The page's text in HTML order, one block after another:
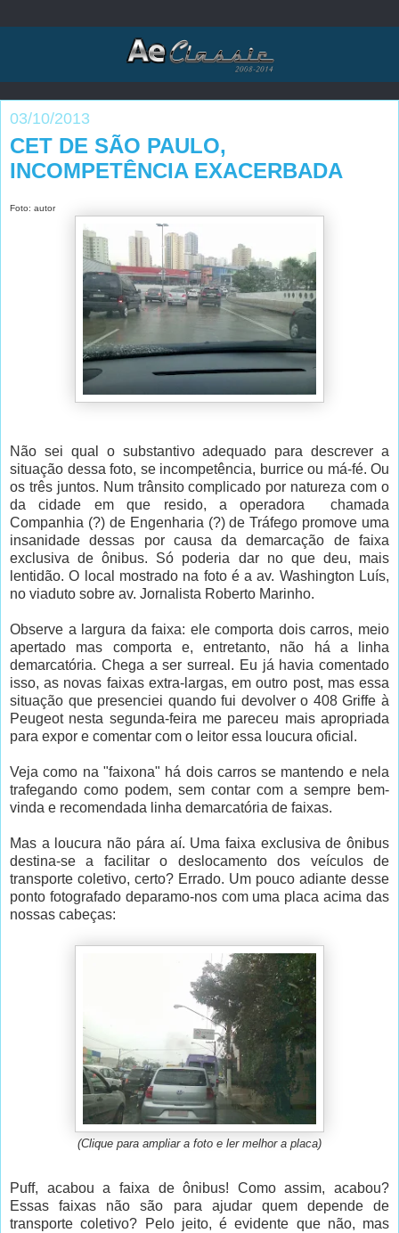
03/10/2013
CET DE SÃO PAULO,
INCOMPETÊNCIA EXACERBADA
Foto: autor
Não sei qual o substantivo adequado para descrever a
situação dessa foto, se incompetência, burrice ou má-fé. Ou
os três juntos. Num trânsito complicado por natureza com o
da cidade em que resido, a operadora chamada
Companhia (?) de Engenharia (?) de Tráfego promove uma
insanidade dessas por causa da demarcação de faixa
exclusiva de ônibus. Só poderia dar no que deu, mais
lentidão. O local mostrado na foto é a av. Washington Luís,
no viaduto sobre av. Jornalista Roberto Marinho.
Observe a largura da faixa: ele comporta dois carros, meio
apertado mas comporta e, entretanto, não há a linha
demarcatória. Chega a ser surreal. Eu já havia comentado
isso, as novas faixas extra-largas, em outro post, mas essa
situação que presenciei quando fui devolver o 408 Griffe à
Peugeot nesta segunda-feira me pareceu mais apropriada
para expor e comentar com o leitor essa loucura oficial.
Veja como na "faixona" há dois carros se mantendo e nela
trafegando como podem, sem contar com a sempre bem-
vinda e recomendada linha demarcatória de faixas.
Mas a loucura não pára aí. Uma faixa exclusiva de ônibus
destina-se a facilitar o deslocamento dos veículos de
transporte coletivo, certo? Errado. Um pouco adiante desse
ponto fotografado deparamo-nos com uma placa acima das
nossas cabeças:
(Clique para ampliar a foto e ler melhor a placa)
Puff, acabou a faixa de ônibus! Como assim, acabou?
Essas faixas não são para ajudar quem depende de
transporte coletivo? Pelo jeito, é evidente que não, mas